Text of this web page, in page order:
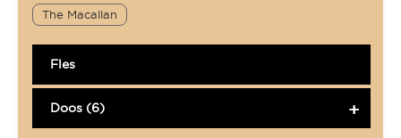
The Macallan
Fles
Doos (6)